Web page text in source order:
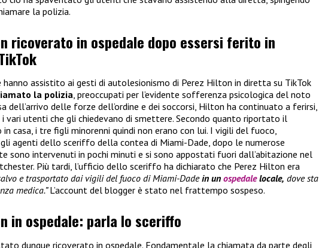
la polizia.
ricoverato in ospedale dopo essersi ferito in
assistito ai gesti di autolesionismo di Perez Hilton in diretta su TikTok
la polizia, preoccupati per l’evidente sofferenza psicologica del noto
dell’arrivo delle forze dell’ordine e dei soccorsi, Hilton ha continuato a ferirsi,
vari utenti che gli chiedevano di smettere. Secondo quanto riportato il
casa, i tre figli minorenni quindi non erano con lui. I vigili del fuoco,
gli agenti dello sceriffo della contea di Miami-Dade, dopo le numerose
sono intervenuti in pochi minuti e si sono appostati fuori dall’abitazione nel
Più tardi, l’ufficio dello sceriffo ha dichiarato che Perez Hilton era
e trasportato dai vigili del fuoco di Miami-Dadein un ospedalelocale, dove sta
medica.”L’account del blogger è stato nel frattempo sospeso.
in ospedale: parla lo sceriffo
dunque ricoverato in ospedale. Fondamentale la chiamata da parte degli